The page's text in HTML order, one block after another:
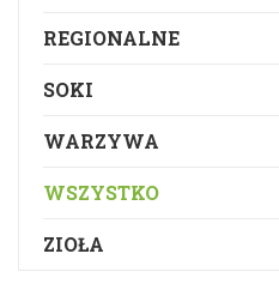
REGIONALNE
SOKI
WARZYWA
WSZYSTKO
ZIOŁA